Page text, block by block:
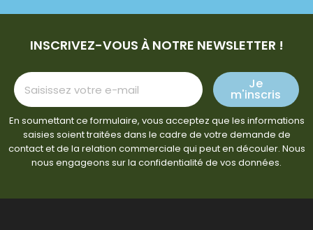
INSCRIVEZ-VOUS À NOTRE NEWSLETTER !
Je
m'inscris
En soumettant ce formulaire, vous acceptez que les informations
saisies soient traitées dans le cadre de votre demande de
contact et de la relation commerciale qui peut en découler. Nous
nous engageons sur la confidentialité de vos données.